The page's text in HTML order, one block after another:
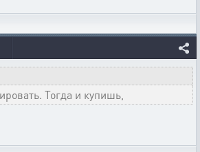
Тогда и купишь,